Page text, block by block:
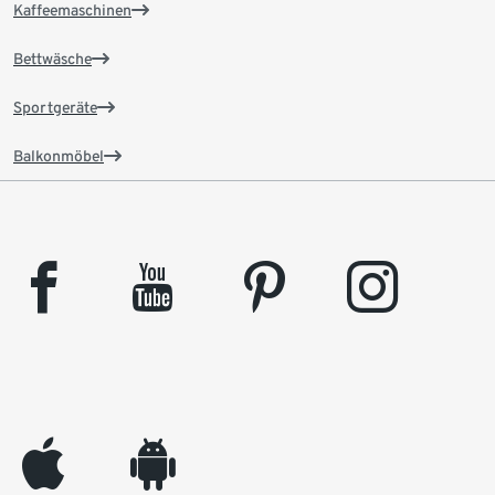
Kaffeemaschinen
Bettwäsche
Sportgeräte
Balkonmöbel
facebook youtube pinterest instagram
appleinc android